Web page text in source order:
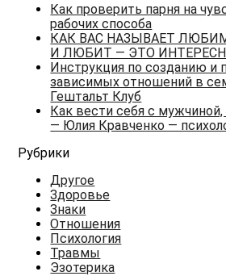
Как проверить парня на
рабочих способа
КАК ВАС НАЗЫВАЕТ
И ЛЮБИТ — ЭТО
Инструкция по созданию и
зависимых отношений в
Гештальт Клуб
Как вести себя с
— Юлия Кравченко —
Рубрики
Другое
Здоровье
Знаки
Отношения
Психология
Травмы
Эзотерика